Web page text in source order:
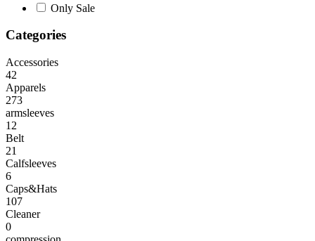
Only Sale
Categories
Accessories
42
Apparels
273
armsleeves
12
Belt
21
Calfsleeves
6
Caps&Hats
107
Cleaner
0